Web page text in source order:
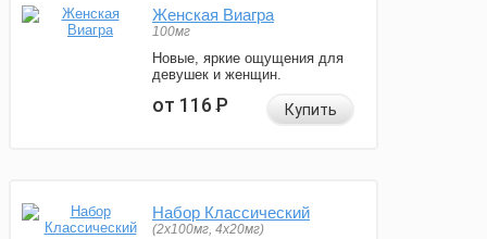
Женская Виагра
100мг
Новые, яркие ощущения для
девушек и женщин.
от 116Р Купить
Набор Классический
(2x100мг, 4x20мг)